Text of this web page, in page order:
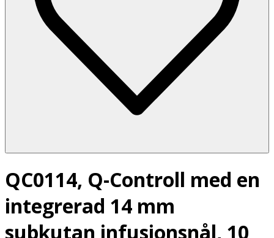
QC0114, Q-Controll med en
integrerad 14 mm
subkutan infusionsnål, 10